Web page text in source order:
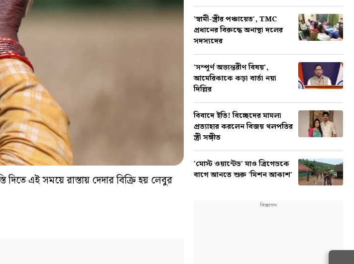
এই সময়ে রাস্তায় দেদার বিক্রি হয় লেবুর
'স্বামী-স্ত্রীর পঞ্চায়েত', TMC
প্রধানের বিরুদ্ধে অনাস্থা দলের
সদস্যদের
'সম্পূর্ণ অভ্যন্তরীণ বিষয়',
আমেরিকাকে কড়া বার্তা নয়া
দিল্লির
বিবাদে ইতি! বিচ্ছেদের মামলা
প্রত্যাহার করলেন বিজয় থলপতির
স্ত্রী সঙ্গীত
'মোস্ট ওয়ান্টেড' মাও ব্রিগেডকে
বাগে আনতে শুরু 'মিশন আকাশ'